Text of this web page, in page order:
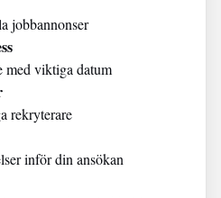
jobbannonser
med viktiga datum
rekryterare
inför din ansökan